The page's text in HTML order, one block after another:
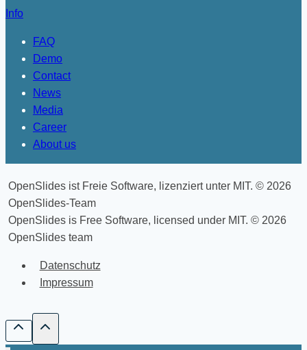
Info
FAQ
Demo
Contact
News
Media
Career
About us
OpenSlides ist Freie Software, lizenziert unter MIT. © 2026
OpenSlides-Team
OpenSlides is Free Software, licensed under MIT. © 2026
OpenSlides team
Datenschutz
Impressum